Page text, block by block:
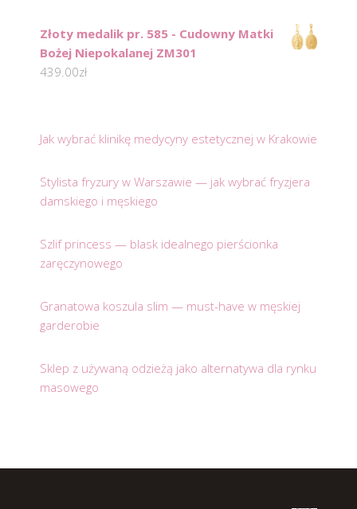
Złoty medalik pr. 585 - Cudowny Matki
Bożej Niepokalanej ZM301
439.00zł
Jak wybrać klinikę medycyny estetycznej w Krakowie
Stylista fryzury w Warszawie — jak wybrać fryzjera
damskiego i męskiego
Szlif princess — blask idealnego pierścionka
zaręczynowego
Granatowa koszula slim — must-have w męskiej
garderobie
Sklep z używaną odzieżą jako alternatywa dla rynku
masowego